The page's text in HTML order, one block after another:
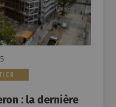
: la dernière